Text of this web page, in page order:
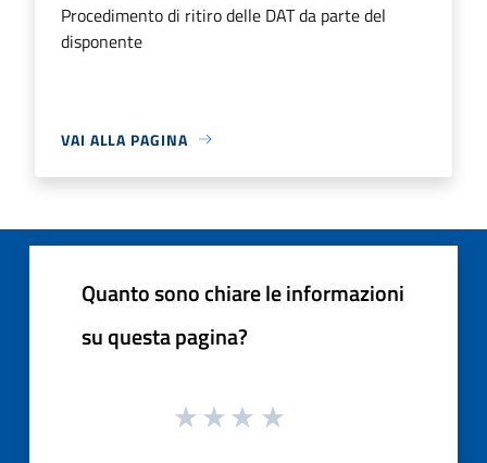
Procedimento di ritiro delle DAT da parte del
disponente
VAI ALLA PAGINA
Quanto sono chiare le informazioni
su questa pagina?